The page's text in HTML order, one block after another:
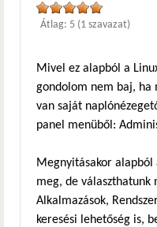
Átlag: 5 (1 szavazat)
Mivel ez alapból a
gondolom nem baj,
van saját
panel menüből:
Megnyitásakor
meg, de választhatunk
Alkalmazások,
keresési lehetőség is,